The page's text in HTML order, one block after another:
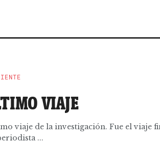
VIAJE
viaje de la investigación. Fue el viaje
...